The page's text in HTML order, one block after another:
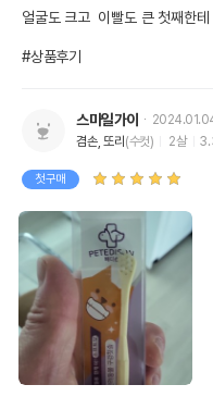
얼굴도 크고  이빨도 큰 첫째한
#상품후기
스마일가이
겸손, 또리 (수컷) 2살
첫구매